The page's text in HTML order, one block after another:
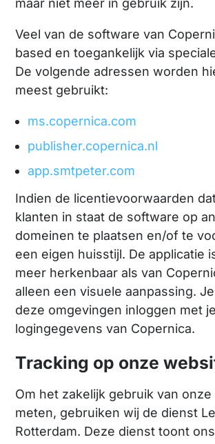
maar niet meer in gebruik zijn.
Veel van de software van
based en toegankelijk via
De volgende adressen worden
meest gebruikt:
ms.copernica.com
publisher.copernica.nl
app.smtpeter.com
Indien de licentievoorwaarden
klanten in staat de software op
domeinen te plaatsen en/of te
een eigen huisstijl. De applicatie
meer herkenbaar als van
alleen een visuele aanpassing.
deze omgevingen inloggen met
logingegevens van Copernica.
Tracking op onze
Om het zakelijk gebruik van
meten, gebruiken wij de dienst
Rotterdam. Deze dienst toont ons